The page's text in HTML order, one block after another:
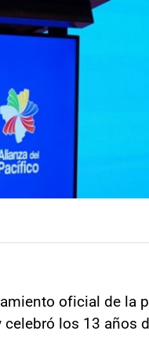
oficial de la
los 13 años